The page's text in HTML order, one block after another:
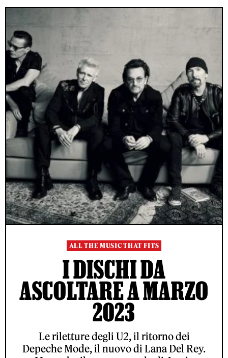
ALL THE MUSIC THAT FITS
I DISCHI DA
ASCOLTARE A MARZO
2023
Le riletture degli U2, il ritorno dei
Depeche Mode, il nuovo di Lana Del Rey.